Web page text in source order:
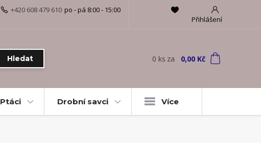
Přihlášení
Hledat
+420 608 479 610 po - pá 8:00 - 15:00
0 ks za 0,00 Kč
Ptáci Drobní savci Více